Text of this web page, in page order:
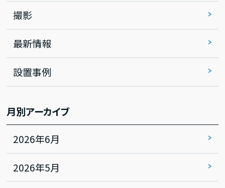
撮影
最新情報
設置事例
月別アーカイブ
2026年6月
2026年5月